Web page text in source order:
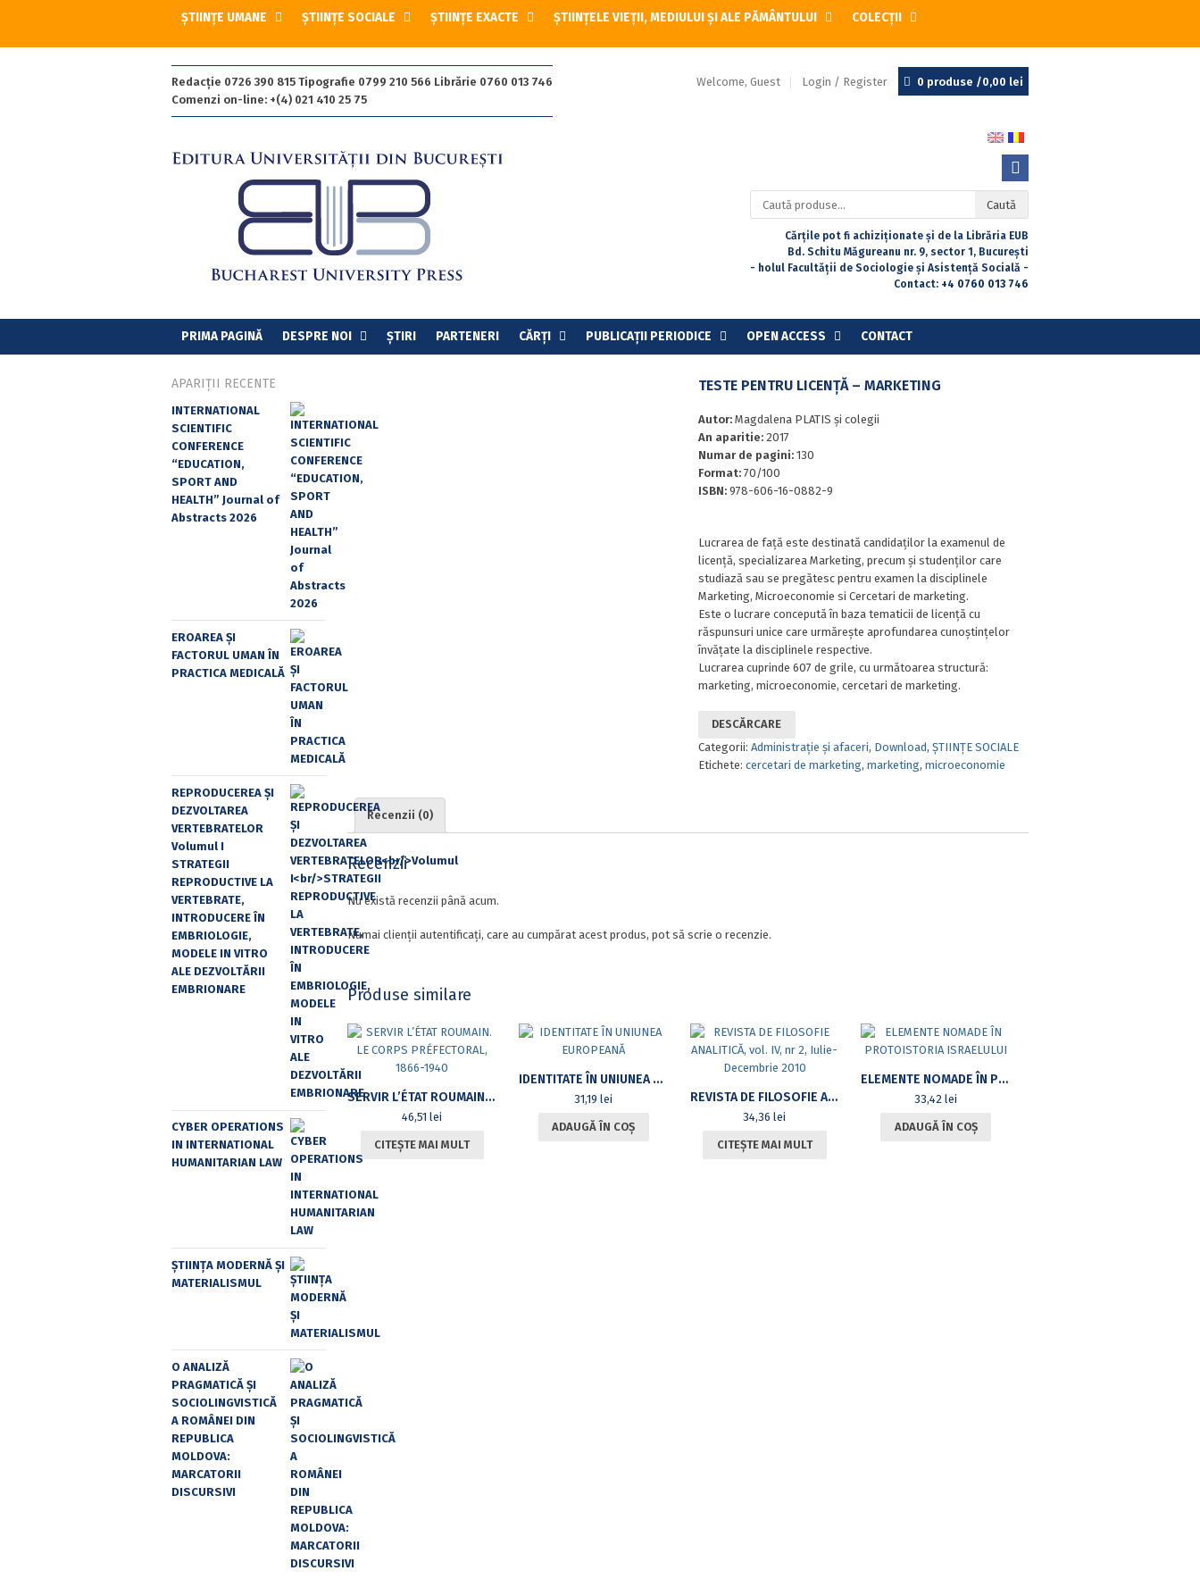
ȘTIINȚE UMANE ȘTIINȚE SOCIALE ȘTIINȚE EXACTE ȘTIINȚELE VIEȚII, MEDIULUI ȘI ALE PĂMÂNTULUI COLECȚII
Redacție 0726 390 815 Tipografie 0799 210 566 Librărie 0760 013 746
Comenzi on-line: +(4) 021 410 25 75
Welcome, Guest Login / Register 0 produse /0,00 lei
Caută
după:
Caută
Cărțile pot fi achiziționate și de la Librăria EUB
Bd. Schitu Măgureanu nr. 9, sector 1, București
- holul Facultății de Sociologie și Asistență Socială -
Contact: +4 0760 013 746
PRIMA PAGINĂ DESPRE NOI ȘTIRI PARTENERI CĂRȚI PUBLICAȚII PERIODICE OPEN ACCESS CONTACT
TESTE PENTRU LICENŢĂ – MARKETING
Autor: Magdalena PLATIS şi colegii
An aparitie: 2017
Numar de pagini: 130
Format: 70/100
ISBN: 978-606-16-0882-9
Lucrarea de faţă este destinată candidaţilor la examenul de
licenţă, specializarea Marketing, precum şi studenţilor care
studiază sau se pregătesc pentru examen la disciplinele
Marketing, Microeconomie si Cercetari de marketing.
Este o lucrare concepută în baza tematicii de licenţă cu
răspunsuri unice care urmăreşte aprofundarea cunoştinţelor
învăţate la disciplinele respective.
Lucrarea cuprinde 607 de grile, cu următoarea structură:
marketing, microeconomie, cercetari de marketing.
DESCĂRCARE
Categorii: Administrație și afaceri, Download, ȘTIINȚE SOCIALE
Etichete: cercetari de marketing, marketing, microeconomie
Recenzii (0)
Recenzii
Nu există recenzii până acum.
Numai clienții autentificați, care au cumpărat acest produs, pot să scrie o recenzie.
Produse similare
SERVIR L’ÉTAT ROUMAIN. LE CORPS PRÉFECTORAL, 1866-1940
46,51 lei
CITEȘTE MAI MULT
IDENTITATE ÎN UNIUNEA EUROPEANĂ
31,19 lei
ADAUGĂ ÎN COȘ
REVISTA DE FILOSOFIE ANALITICĂ, VOL. IV, NR 2, IULIE-DECEMBRIE 2010
34,36 lei
CITEȘTE MAI MULT
ELEMENTE NOMADE ÎN PROTOISTORIA ISRAELULUI
33,42 lei
ADAUGĂ ÎN COȘ
APARIȚII RECENTE
INTERNATIONAL
SCIENTIFIC
CONFERENCE
“EDUCATION,
SPORT AND
HEALTH” Journal of
Abstracts 2026
EROAREA ȘI
FACTORUL UMAN ÎN
PRACTICA MEDICALĂ
REPRODUCEREA ȘI
DEZVOLTAREA
VERTEBRATELOR
Volumul I
STRATEGII
REPRODUCTIVE LA
VERTEBRATE,
INTRODUCERE ÎN
EMBRIOLOGIE,
MODELE IN VITRO
ALE DEZVOLTĂRII
EMBRIONARE
CYBER OPERATIONS
IN INTERNATIONAL
HUMANITARIAN LAW
ȘTIINȚA MODERNĂ ȘI
MATERIALISMUL
O ANALIZĂ
PRAGMATICĂ ȘI
SOCIOLINGVISTICĂ
A ROMÂNEI DIN
REPUBLICA
MOLDOVA:
MARCATORII
DISCURSIVI